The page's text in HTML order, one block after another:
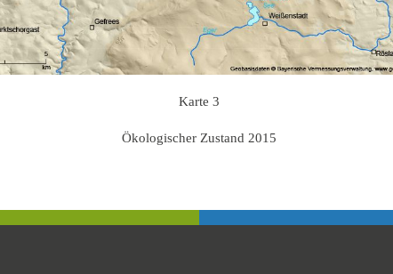
Karte 3
Ökologischer Zustand 2015